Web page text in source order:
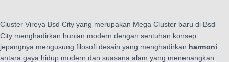
Cluster Vireya Bsd City yang merupakan Mega Cluster baru di Bsd
City menghadirkan hunian modern dengan sentuhan konsep
jepangnya mengusung filosofi desain yang menghadirkan harmoni
antara gaya hidup modern dan suasana alam yang menenangkan.